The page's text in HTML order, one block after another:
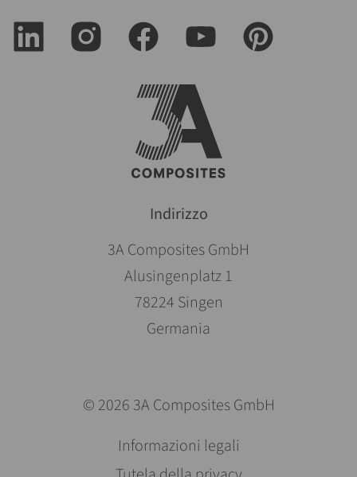
Indirizzo
3A Composites GmbH
Alusingenplatz 1
78224 Singen
Germania
© 2026 3A Composites GmbH
Salta
Informazioni legali